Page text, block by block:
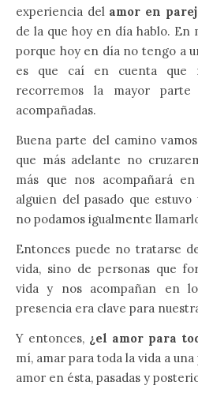
experiencia del amor en
de la que hoy en día hablo. En
porque hoy en día no tengo a
es que caí en cuenta que
recorremos la mayor
acompañadas.
Buena parte del camino
que más adelante no
más que nos acompañará
alguien del pasado que
no podamos igualmente
Entonces puede no tratarse
vida, sino de personas que
vida y nos acompañan en
presencia era clave para
Y entonces, ¿el amor para
mí, amar para toda la vida a
amor en ésta, pasadas y